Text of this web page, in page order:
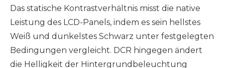
Das statische Kontrastverhältnis misst die native
Leistung des LCD-Panels, indem es sein hellstes
Weiß und dunkelstes Schwarz unter festgelegten
Bedingungen vergleicht. DCR hingegen ändert
die Helligkeit der Hintergrundbeleuchtung